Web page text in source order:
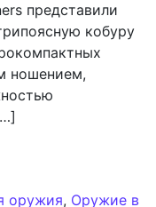
представили
кобуру
ношением,
оружия, Оружие в